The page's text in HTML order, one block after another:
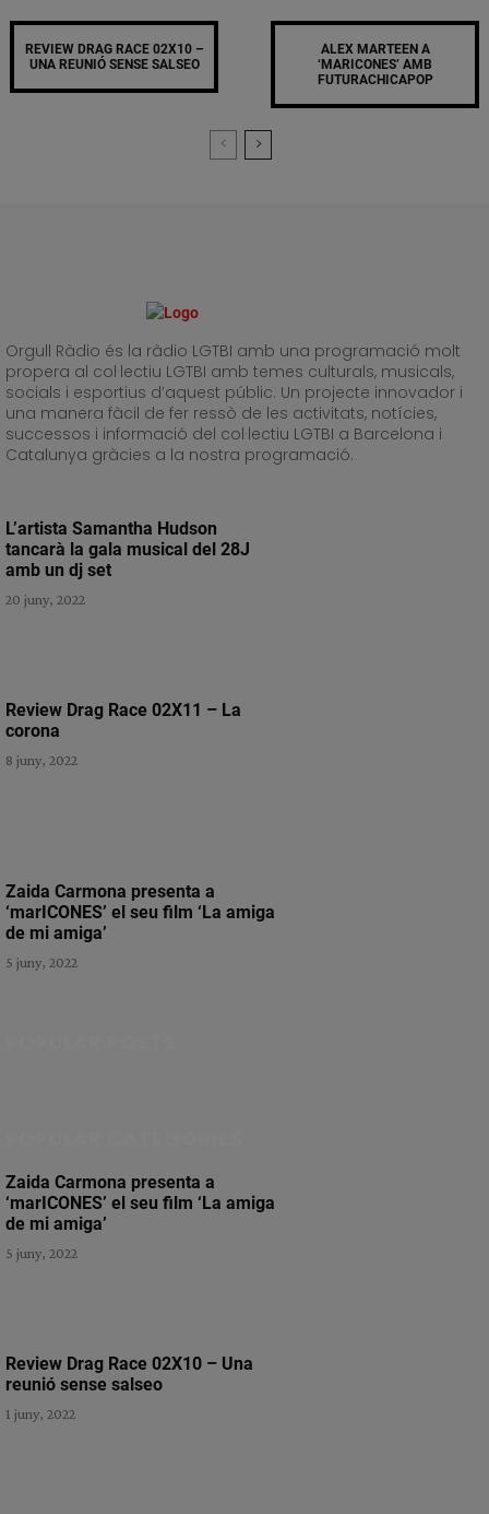
REVIEW DRAG RACE 02X10 –
UNA REUNIÓ SENSE SALSEO
ALEX MARTEEN A
‘MARICONES’ AMB
FUTURACHICAPOP
Orgull Ràdio és la ràdio LGTBI amb una programació molt
propera al col·lectiu LGTBI amb temes culturals, musicals,
socials i esportius d’aquest públic. Un projecte innovador i
una manera fàcil de fer ressò de les activitats, notícies,
successos i informació del col·lectiu LGTBI a Barcelona i
Catalunya gràcies a la nostra programació.
L’artista Samantha Hudson
tancarà la gala musical del 28J
amb un dj set
20 juny, 2022
Review Drag Race 02X11 – La
corona
8 juny, 2022
Zaida Carmona presenta a
‘marICONES’ el seu film ‘La amiga
de mi amiga’
5 juny, 2022
Zaida Carmona presenta a
‘marICONES’ el seu film ‘La amiga
de mi amiga’
5 juny, 2022
Review Drag Race 02X10 – Una
reunió sense salseo
1 juny, 2022